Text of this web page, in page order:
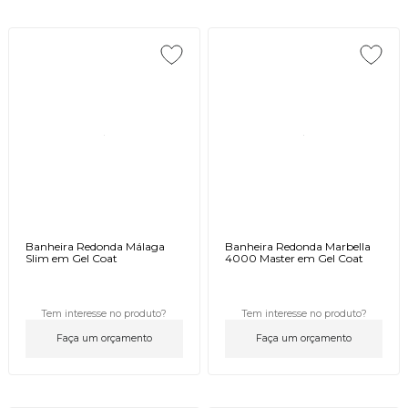
Banheira Redonda Málaga
Slim em Gel Coat
Tem interesse no produto?
Faça um orçamento
Banheira Redonda Marbella
4000 Master em Gel Coat
Tem interesse no produto?
Faça um orçamento